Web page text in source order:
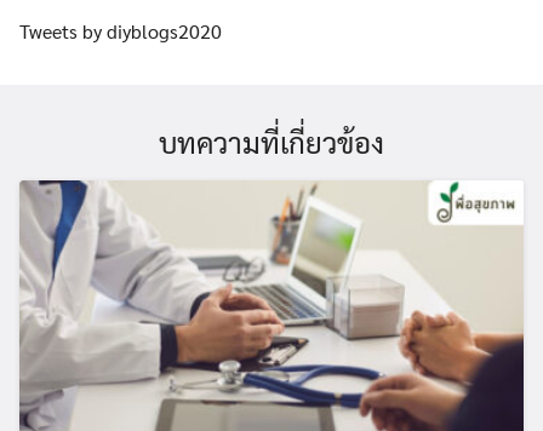
Tweets by diyblogs2020
บทความที่เกี่ยวข้อง